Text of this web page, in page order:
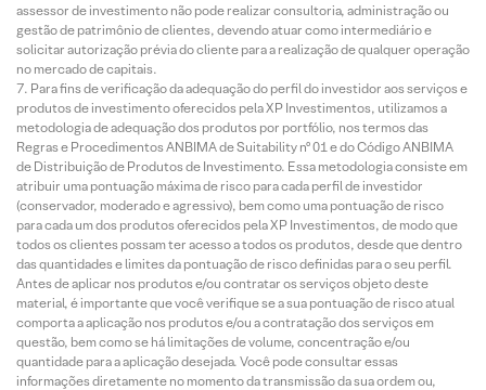
assessor de investimento não pode realizar consultoria, administração ou
gestão de patrimônio de clientes, devendo atuar como intermediário e
solicitar autorização prévia do cliente para a realização de qualquer operação
no mercado de capitais.
Para fins de verificação da adequação do perfil do investidor aos serviços e
produtos de investimento oferecidos pela XP Investimentos, utilizamos a
metodologia de adequação dos produtos por portfólio, nos termos das
Regras e Procedimentos ANBIMA de Suitability nº 01 e do Código ANBIMA
de Distribuição de Produtos de Investimento. Essa metodologia consiste em
atribuir uma pontuação máxima de risco para cada perfil de investidor
(conservador, moderado e agressivo), bem como uma pontuação de risco
para cada um dos produtos oferecidos pela XP Investimentos, de modo que
todos os clientes possam ter acesso a todos os produtos, desde que dentro
das quantidades e limites da pontuação de risco definidas para o seu perfil.
Antes de aplicar nos produtos e/ou contratar os serviços objeto deste
material, é importante que você verifique se a sua pontuação de risco atual
comporta a aplicação nos produtos e/ou a contratação dos serviços em
questão, bem como se há limitações de volume, concentração e/ou
quantidade para a aplicação desejada. Você pode consultar essas
informações diretamente no momento da transmissão da sua ordem ou,